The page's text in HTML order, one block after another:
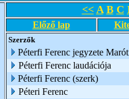
<< A B C
Előző lap
Szerzők
Péterfi Ferenc jegyzete
Péterfi Ferenc laudációja
Péterfi Ferenc (szerk)
Péteri Ferenc